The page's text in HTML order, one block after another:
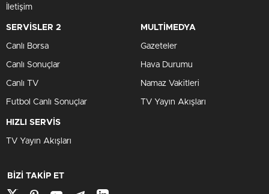
İletişim
SERVİSLER 2
Canlı Borsa
Canlı Sonuçlar
Canlı TV
Futbol Canlı Sonuçlar
MULTİMEDYA
Gazeteler
Hava Durumu
Namaz Vakitleri
TV Yayın Akışları
HIZLI SERVİS
TV Yayın Akışları
BİZİ TAKİP ET